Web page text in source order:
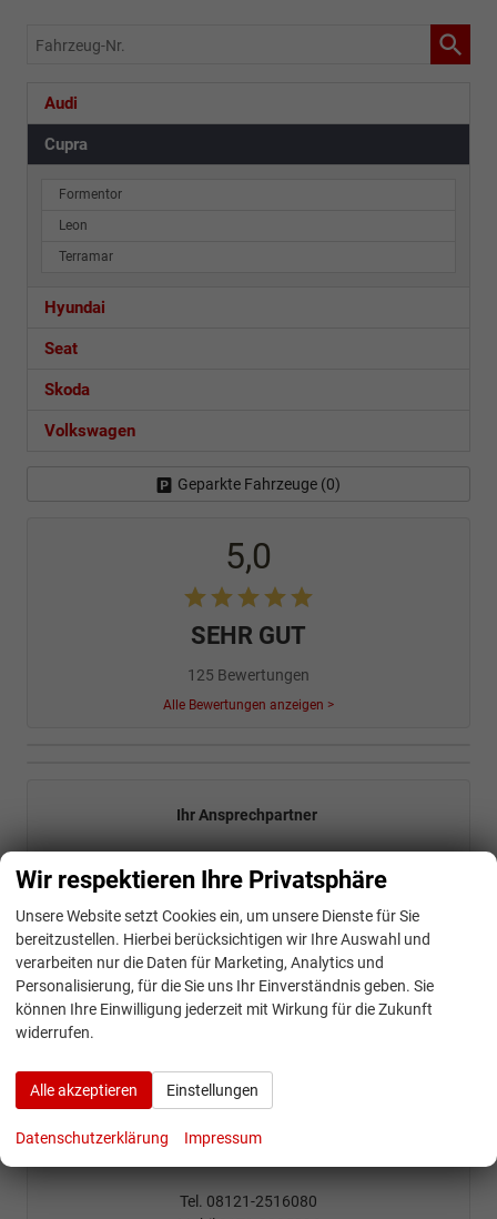
Fahrzeug-
Audi
Cupra
Formentor
Leon
Terramar
Hyundai
Seat
Skoda
Volkswagen
Geparkte Fahrzeuge (0)
5,0
SEHR GUT
125 Bewertungen
Alle Bewertungen anzeigen >
Ihr Ansprechpartner
Beratung / Verkauf
Tel. 08121-2516080
Wir respektieren Ihre Privatsphäre
Unsere Website setzt Cookies ein, um unsere Dienste für Sie
bereitzustellen. Hierbei berücksichtigen wir Ihre Auswahl und
verarbeiten nur die Daten für Marketing, Analytics und
Personalisierung, für die Sie uns Ihr Einverständnis geben. Sie
können Ihre Einwilligung jederzeit mit Wirkung für die Zukunft
widerrufen.
Alle akzeptieren Einstellungen
Datenschutzerklärung Impressum